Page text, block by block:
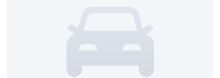
пять лет и очень доволен, всем желаю.